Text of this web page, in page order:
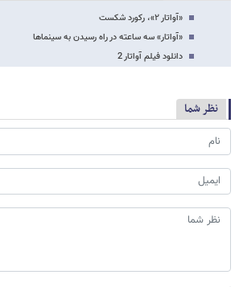
«آواتار ۲»، رکورد شکست
«آواتار» سه ساعته در راه رسیدن به سینماها
دانلود فیلم آواتار 2
نظر شما